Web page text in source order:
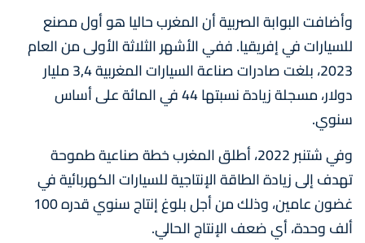
وأضافت البوابة الصربية أن المغرب حاليا هو أول مصنع
للسيارات في إفريقيا. ففي الأشهر الثلاثة الأولى من العام
2023، بلغت صادرات صناعة السيارات المغربية 3,4 مليار
دولار، مسجلة زيادة نسبتها 44 في المائة على أساس
سنوي.
وفي شتنبر 2022، أطلق المغرب خطة صناعية طموحة
تهدف إلى زيادة الطاقة الإنتاجية للسيارات الكهربائية في
غضون عامين، وذلك من أجل بلوغ إنتاج سنوي قدره 100
ألف وحدة، أي ضعف الإنتاج الحالي.